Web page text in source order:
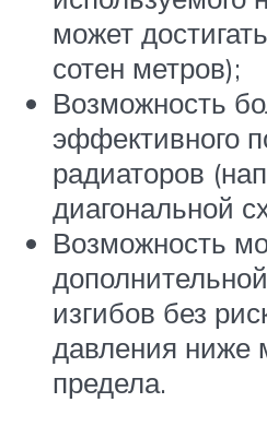
может
сотен метров);
Возможность
эффективного
радиаторов
диагональной
Возможность
изгибов без
давления ниже
предела.